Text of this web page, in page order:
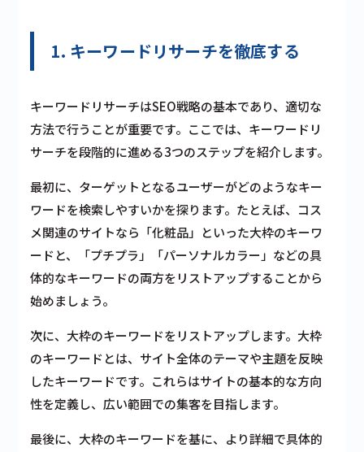
1. キーワードリサーチを徹底する
キーワードリサーチはSEO戦略の基本であり、適切な
方法で行うことが重要です。ここでは、キーワードリ
サーチを段階的に進める3つのステップを紹介します。
最初に、ターゲットとなるユーザーがどのようなキー
ワードを検索しやすいかを探ります。たとえば、コス
メ関連のサイトなら「化粧品」といった大枠のキーワ
ードと、「プチプラ」「パーソナルカラー」などの具
体的なキーワードの両方をリストアップすることから
始めましょう。
次に、大枠のキーワードをリストアップします。大枠
のキーワードとは、サイト全体のテーマや主題を反映
したキーワードです。これらはサイトの基本的な方向
性を定義し、広い範囲での集客を目指します。
最後に、大枠のキーワードを基に、より詳細で具体的